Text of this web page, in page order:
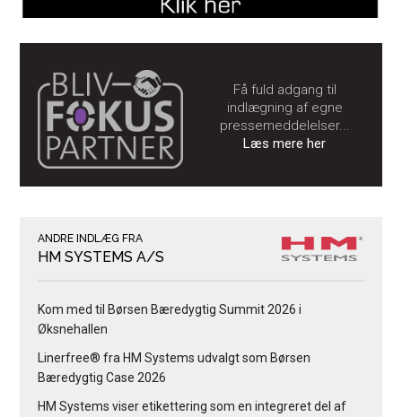
Få fuld adgang til
indlægning af egne
pressemeddelelser...
Læs mere her
ANDRE INDLÆG FRA
HM SYSTEMS A/S
Kom med til Børsen Bæredygtig Summit 2026 i
Øksnehallen
Linerfree® fra HM Systems udvalgt som Børsen
Bæredygtig Case 2026
HM Systems viser etikettering som en integreret del af